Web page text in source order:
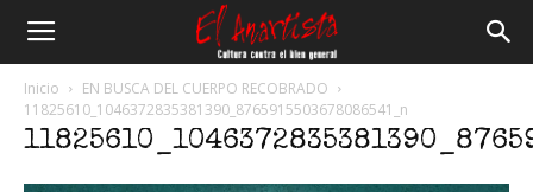
Anartista
Inicio
EN BUSCA DEL CUERPO RECOBRADO
11825610_1046372835381390_8765915503678086541_n